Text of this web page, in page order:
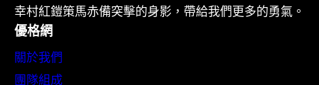
幸村紅鎧策馬赤備突擊的身影，帶給我們更多的勇氣。
優格網
關於我們
團隊組成